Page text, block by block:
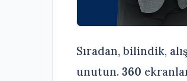
Sıradan, bilindik,
unutun. 360